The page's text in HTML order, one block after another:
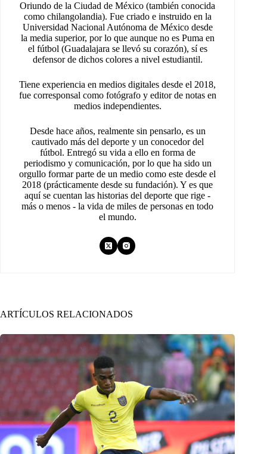
Oriundo de la Ciudad de México (también conocida
como chilangolandia). Fue criado e instruido en la
Universidad Nacional Autónoma de México desde
la media superior, por lo que aunque no es Puma en
el fútbol (Guadalajara se llevó su corazón), sí es
defensor de dichos colores a nivel estudiantil.
Tiene experiencia en medios digitales desde el 2018,
fue corresponsal como fotógrafo y editor de notas en
medios independientes.
Desde hace años, realmente sin pensarlo, es un
cautivado más del deporte y un conocedor del
fútbol. Entregó su vida a ello en forma de
periodismo y comunicación, por lo que ha sido un
orgullo formar parte de un medio como este desde el
2018 (prácticamente desde su fundación). Y es que
aquí se cuentan las historias del deporte que rige -
más o menos - la vida de miles de personas en todo
el mundo.
ARTÍCULOS RELACIONADOS